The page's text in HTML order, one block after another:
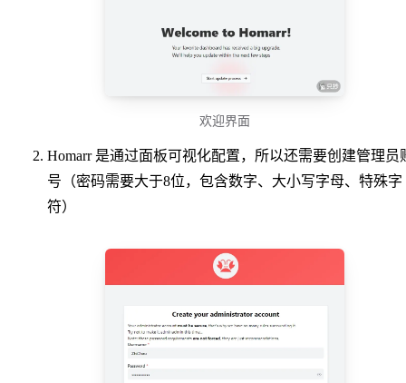
欢迎界面
Homarr 是通过面板可视化配置，所以还需要创建管理员
号（密码需要大于8位，包含数字、大小写字母、特殊字
符）